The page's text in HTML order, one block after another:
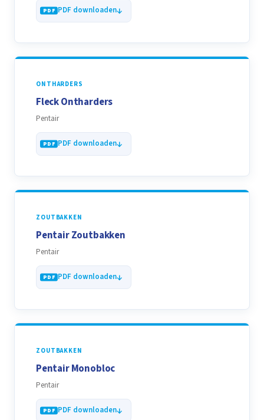
PDF downloaden
ONTHARDERS
Fleck Ontharders
Pentair
PDF downloaden
ZOUTBAKKEN
Pentair Zoutbakken
Pentair
PDF downloaden
ZOUTBAKKEN
Pentair Monobloc
Pentair
PDF downloaden